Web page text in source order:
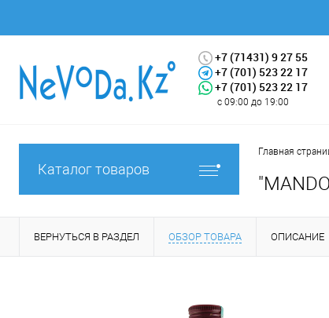
+7 (71431) 9 27 55
+7 (701) 523 22 17
+7 (701) 523 22 17
с 09:00 до 19:00
Каталог товаров
Главная
ВЕРНУТЬСЯ В РАЗДЕЛ ОБЗОР ТОВАРА ОПИСАНИЕ